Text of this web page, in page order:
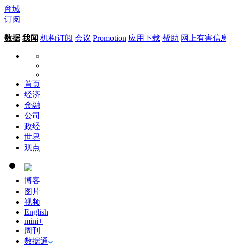
商城
订阅
数据 我闻 机构订阅 会议 Promotion 应用下载 帮助 网上有害信
首页
经济
金融
公司
政经
世界
观点
博客
图片
视频
English
mini+
周刊
数据通